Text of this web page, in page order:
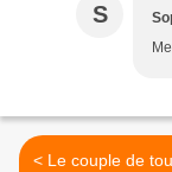
S
< Le couple de tourterelle et